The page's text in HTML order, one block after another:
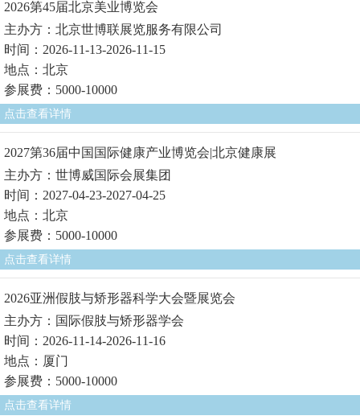
2026第45届北京美业博览会
主办方：北京世博联展览服务有限公司
时间：2026-11-13-2026-11-15
地点：北京
参展费：5000-10000
点击查看详情
2027第36届中国国际健康产业博览会|北京健康展
主办方：世博威国际会展集团
时间：2027-04-23-2027-04-25
地点：北京
参展费：5000-10000
点击查看详情
2026亚洲假肢与矫形器科学大会暨展览会
主办方：国际假肢与矫形器学会
时间：2026-11-14-2026-11-16
地点：厦门
参展费：5000-10000
点击查看详情